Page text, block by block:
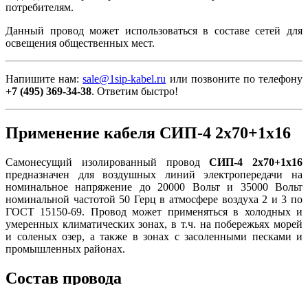
потребителям.
Данный провод может использоваться в составе сетей для
освещения общественных мест.
Напишите нам:sale@1sip-kabel.ru или позвоните по телефону
+7 (495) 369-34-38. Ответим быстро!
Применение кабеля СИП-4 2х70+1х16
Самонесущий изолированный проводСИП-4 2х70+1х16
предназначен для воздушных линий электропередачи на
номинальное напряжение до 20000 Вольт и 35000 Вольт
номинальной частотой 50 Герц в атмосфере воздуха 2 и 3 по
ГОСТ 15150-69. Провод может применяться в холодных и
умеренных климатических зонах, в т.ч. на побережьях морей
и соленых озер, а также в зонах с засоленными песками и
промышленных районах.
Состав провода